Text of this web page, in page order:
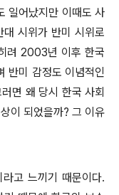
일어났지만 이때도 사
시위가 반미 시위로
려 2003년 이후 한국
반미 감정도 이념적인
면 왜 당시 한국 사회
이 되었을까? 그 이유
고 느끼기 때문이다.